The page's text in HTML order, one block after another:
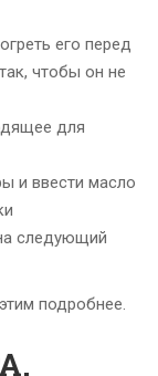
его перед
чтобы он не
для
и ввести масло
следующий
подробнее.